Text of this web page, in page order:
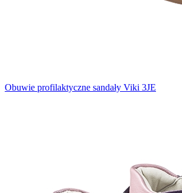
Obuwie profilaktyczne sandały Viki 3JE